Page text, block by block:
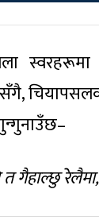
त गैहाल्छु रेलैमा,